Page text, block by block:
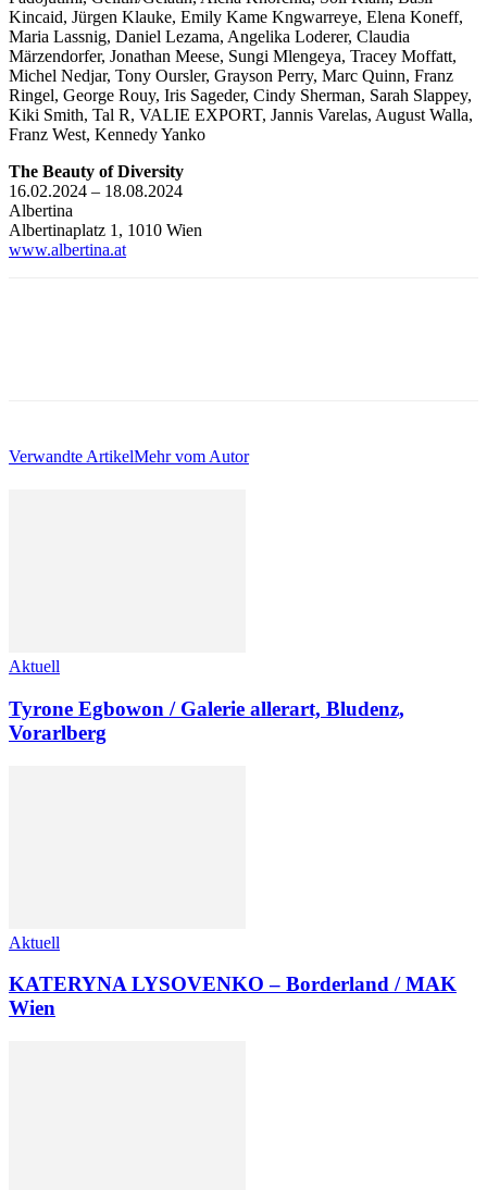
Kincaid, Jürgen Klauke, Emily Kame Kngwarreye, Elena Koneff,
Maria Lassnig, Daniel Lezama, Angelika Loderer, Claudia
Märzendorfer, Jonathan Meese, Sungi Mlengeya, Tracey Moffatt,
Michel Nedjar, Tony Oursler, Grayson Perry, Marc Quinn, Franz
Ringel, George Rouy, Iris Sageder, Cindy Sherman, Sarah Slappey,
Kiki Smith, Tal R, VALIE EXPORT, Jannis Varelas, August Walla,
Franz West, Kennedy Yanko
The Beauty of Diversity
16.02.2024 – 18.08.2024
Albertina
Albertinaplatz 1, 1010 Wien
www.albertina.at
Verwandte ArtikelMehr vom Autor
Aktuell
Tyrone Egbowon / Galerie allerart, Bludenz,
Vorarlberg
Aktuell
KATERYNA LYSOVENKO – Borderland / MAK
Wien